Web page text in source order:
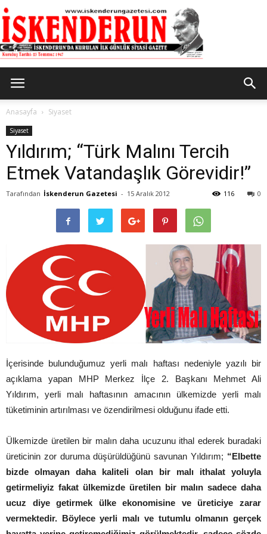
Gazetesi
Anasayfa Siyaset
Siyaset
Yıldırım; “Türk Malını Tercih
Etmek Vatandaşlık Görevidir!”
Tarafından İskenderun Gazetesi - 15 Aralık 2012 0
116
İçerisinde bulunduğumuz yerli malı haftası nedeniyle yazılı bir
açıklama yapan MHP Merkez İlçe 2. Başkanı Mehmet Ali
Yıldırım, yerli malı haftasının amacının ülkemizde yerli malı
tüketiminin artırılması ve özendirilmesi olduğunu ifade etti.
Ülkemizde üretilen bir malın daha ucuzunu ithal ederek buradaki
üreticinin zor duruma düşürüldüğünü savunan Yıldırım; “Elbette
bizde olmayan daha kaliteli olan bir malı ithalat yoluyla
getirmeliyiz fakat ülkemizde üretilen bir malın sadece daha
ucuz diye getirmek ülke ekonomisine ve üreticiye zarar
vermektedir. Böylece yerli malı ve tutumlu olmanın gerçek